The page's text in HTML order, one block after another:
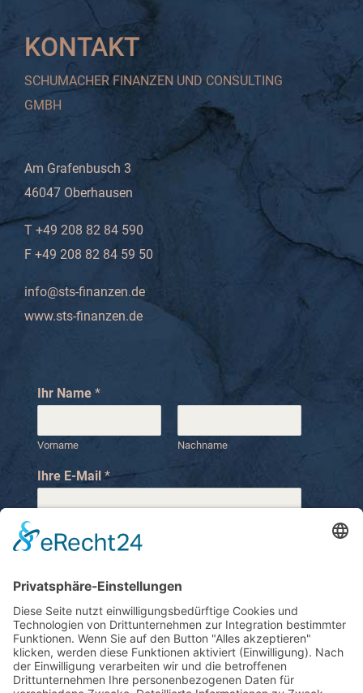
KONTAKT
SCHUMACHER FINANZEN UND CONSULTING
GMBH
Am Grafenbusch 3
46047 Oberhausen
T +49 208 82 84 590
F +49 208 82 84 59 50
info@sts-finanzen.de
www.sts-finanzen.de
Ihr Name *
Vorname Nachname
Ihre E-Mail *
Ihre Telefonnummer
h
r
e
I
h
Ihre Nachricht*